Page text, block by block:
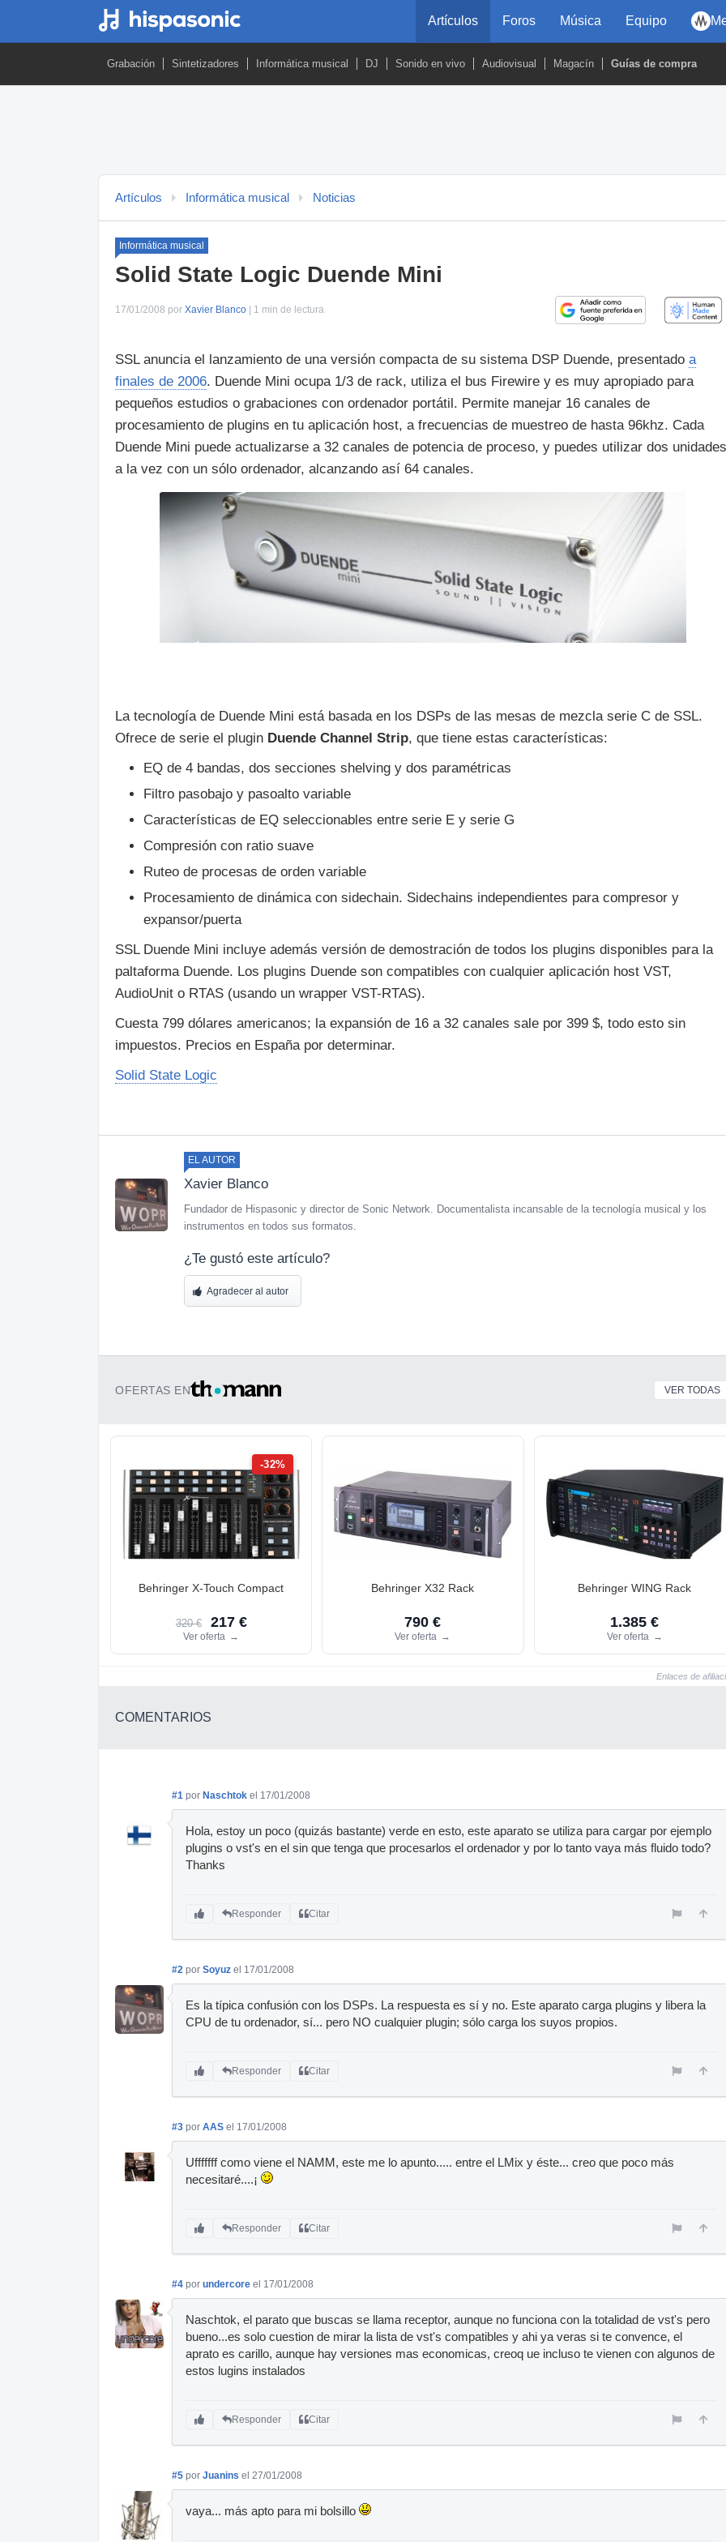
Artículos Foros Música Equipo
Grabación Sintetizadores Informática musical DJ Sonido en vivo Audiovisual Magacín Guías de compra
Artículos Informática musical Noticias
Informática musical
Solid State Logic Duende Mini
17/01/2008 por Xavier Blanco | 1 min de lectura
SSL anuncia el lanzamiento de una versión compacta de su sistema DSP Duende, presentado a
finales de 2006. Duende Mini ocupa 1/3 de rack, utiliza el bus Firewire y es muy apropiado para
pequeños estudios o grabaciones con ordenador portátil. Permite manejar 16 canales de
procesamiento de plugins en tu aplicación host, a frecuencias de muestreo de hasta 96khz. Cada
Duende Mini puede actualizarse a 32 canales de potencia de proceso, y puedes utilizar dos unidades
a la vez con un sólo ordenador, alcanzando así 64 canales.
La tecnología de Duende Mini está basada en los DSPs de las mesas de mezcla serie C de SSL.
Ofrece de serie el plugin Duende Channel Strip, que tiene estas características:
EQ de 4 bandas, dos secciones shelving y dos paramétricas
Filtro pasobajo y pasoalto variable
Características de EQ seleccionables entre serie E y serie G
Compresión con ratio suave
Ruteo de procesas de orden variable
Procesamiento de dinámica con sidechain. Sidechains independientes para compresor y
expansor/puerta
SSL Duende Mini incluye además versión de demostración de todos los plugins disponibles para la
paltaforma Duende. Los plugins Duende son compatibles con cualquier aplicación host VST,
AudioUnit o RTAS (usando un wrapper VST-RTAS).
Cuesta 799 dólares americanos; la expansión de 16 a 32 canales sale por 399 $, todo esto sin
impuestos. Precios en España por determinar.
Solid State Logic
EL AUTOR
Xavier Blanco
Fundador de Hispasonic y director de Sonic Network. Documentalista incansable de la tecnología musical y los
instrumentos en todos sus formatos.
¿Te gustó este artículo?
Agradecer al autor
OFERTAS EN VER TODAS
-32%
Behringer X-Touch Compact
320 € 217 €
Ver oferta →
Behringer X32 Rack
790 €
Ver oferta →
Behringer WING Rack
1.385 €
Ver oferta →
Enlaces de
COMENTARIOS
#1 por Naschtok el 17/01/2008
Hola, estoy un poco (quizás bastante) verde en esto, este aparato se utiliza para cargar por ejemplo
plugins o vst's en el sin que tenga que procesarlos el ordenador y por lo tanto vaya más fluido todo?
Thanks
Responder Citar
#2 por Soyuz el 17/01/2008
Es la típica confusión con los DSPs. La respuesta es sí y no. Este aparato carga plugins y libera la
CPU de tu ordenador, sí... pero NO cualquier plugin; sólo carga los suyos propios.
Responder Citar
#3 por AAS el 17/01/2008
Ufffffff como viene el NAMM, este me lo apunto..... entre el LMix y éste... creo que poco más
necesitaré....¡
Responder Citar
#4 por undercore el 17/01/2008
Naschtok, el parato que buscas se llama receptor, aunque no funciona con la totalidad de vst's pero
bueno...es solo cuestion de mirar la lista de vst's compatibles y ahi ya veras si te convence, el
aprato es carillo, aunque hay versiones mas economicas, creoq ue incluso te vienen con algunos de
estos lugins instalados
Responder Citar
#5 por Juanins el 27/01/2008
vaya... más apto para mi bolsillo